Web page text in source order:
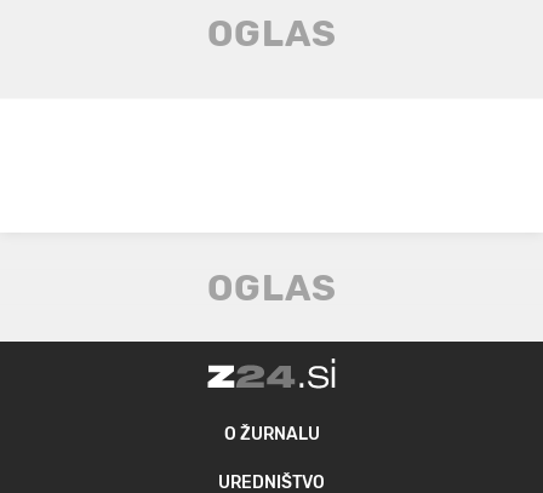
O ŽURNALU
UREDNIŠTVO